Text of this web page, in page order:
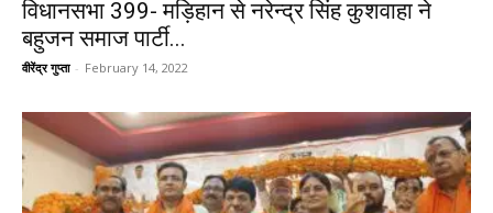
विधानसभा 399- मड़िहान से नरेन्द्र सिंह कुशवाहा ने
बहुजन समाज पार्टी...
वीरेंद्र गुप्ता - February 14, 2022